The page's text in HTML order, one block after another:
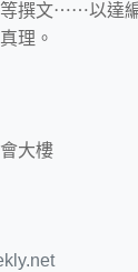
撰文⋯⋯以達
理。
大樓